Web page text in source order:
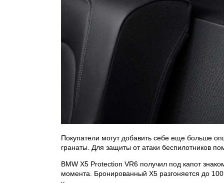
Покупатели могут добавить себе еще больше
гранаты. Для защиты от атаки беспилотников
BMW X5 Protection VR6 получил под капот
момента. Бронированный Х5 разгоняется до